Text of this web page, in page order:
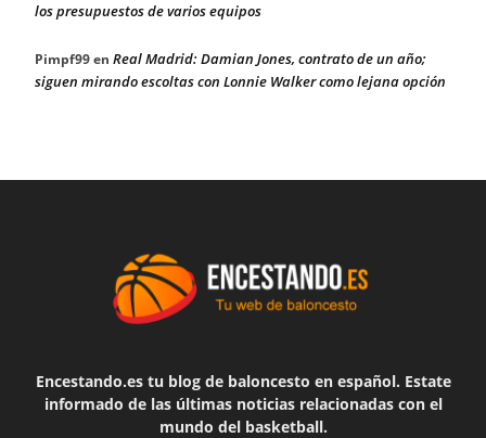
los presupuestos de varios equipos
Pimpf99en Real Madrid: Damian Jones, contrato de un año;
siguen mirando escoltas con Lonnie Walker como lejana opción
Encestando.es tu blog de baloncesto en español. Estate
informado de las últimas noticias relacionadas con el
mundo del basketball.